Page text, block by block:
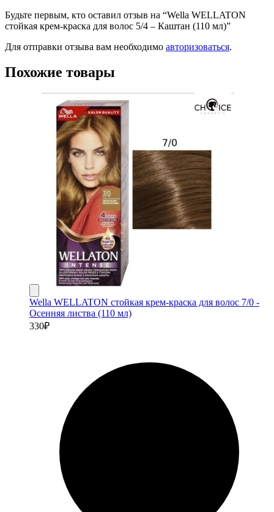
Будьте первым, кто оставил отзыв на “Wella WELLATON
стойкая крем-краска для волос 5/4 – Каштан (110 мл)”
Для отправки отзыва вам необходимо авторизоваться.
Похожие товары
Wella WELLATON стойкая крем-краска для волос 7/0 -
Осенняя листва (110 мл)
330₽